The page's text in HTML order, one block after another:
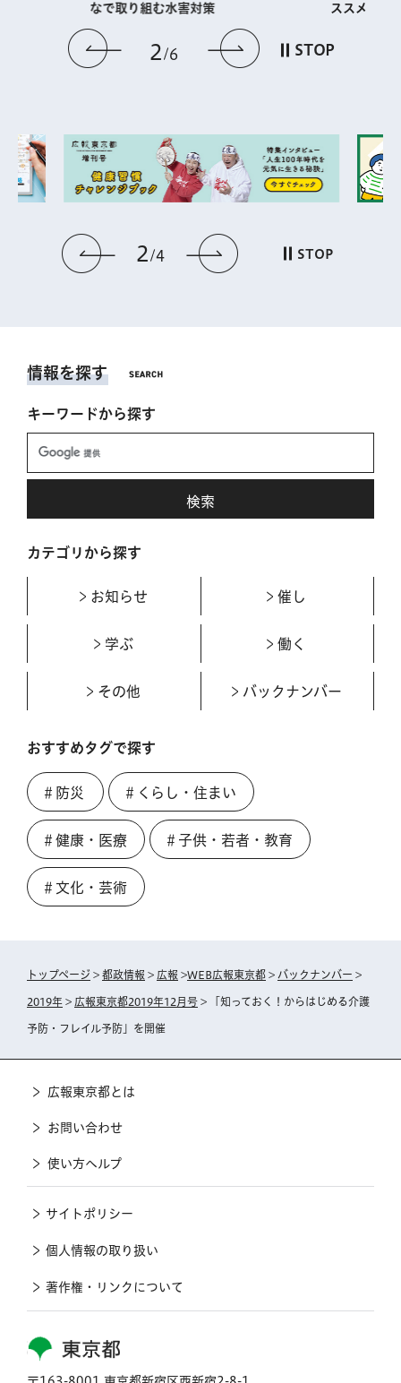
前のスライドを表示
2 6 次のスライドを
STOP
なで取り組む水害対策
ススメ
前のスライドを表示
2 4 次のスライドを表
STOP
情報を探す
キーワードから探す
カテゴリから探す
お知らせ 催し
学ぶ 働く
その他 バックナンバー
おすすめタグで探す
＃防災 ＃くらし・住まい
＃健康・医療 ＃子供・若者・教育
＃文化・芸術
トップページ > 都政情報 > 広報 >WEB広報東京都 > バックナンバー >
2019年 > 広報東京都2019年12月号 > 「知っておく！からはじめる介護
予防・フレイル予防」を開催
東京都
広報東京都とは
お問い合わせ
使い方ヘルプ
サイトポリシー
個人情報の取り扱い
著作権・リンクについて